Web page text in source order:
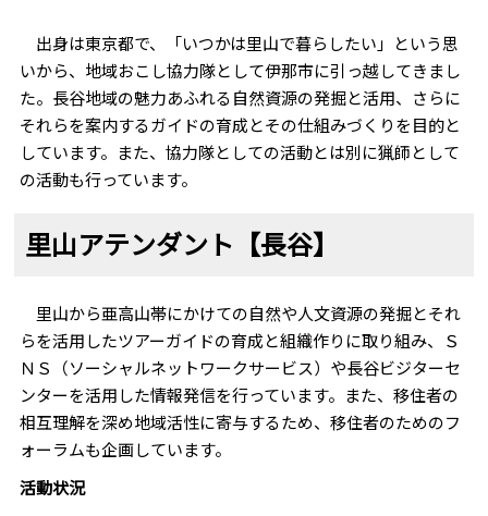
出身は東京都で、「いつかは里山で暮らしたい」という思
いから、地域おこし協力隊として伊那市に引っ越してきまし
た。長谷地域の魅力あふれる自然資源の発掘と活用、さらに
それらを案内するガイドの育成とその仕組みづくりを目的と
しています。また、協力隊としての活動とは別に猟師として
の活動も行っています。
里山アテンダント【長谷】
里山から亜高山帯にかけての自然や人文資源の発掘とそれ
らを活用したツアーガイドの育成と組織作りに取り組み、Ｓ
ＮＳ（ソーシャルネットワークサービス）や長谷ビジターセ
ンターを活用した情報発信を行っています。また、移住者の
相互理解を深め地域活性に寄与するため、移住者のためのフ
ォーラムも企画しています。
活動状況